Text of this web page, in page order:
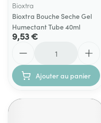
Bioxtra
Bioxtra Bouche Seche Gel
Humectant Tube 40ml
9,53 €
Ajouter au panier